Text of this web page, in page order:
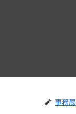
事務局